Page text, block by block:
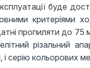
буде
критеріями
пропиляти до 75
різальний
серію кольорових